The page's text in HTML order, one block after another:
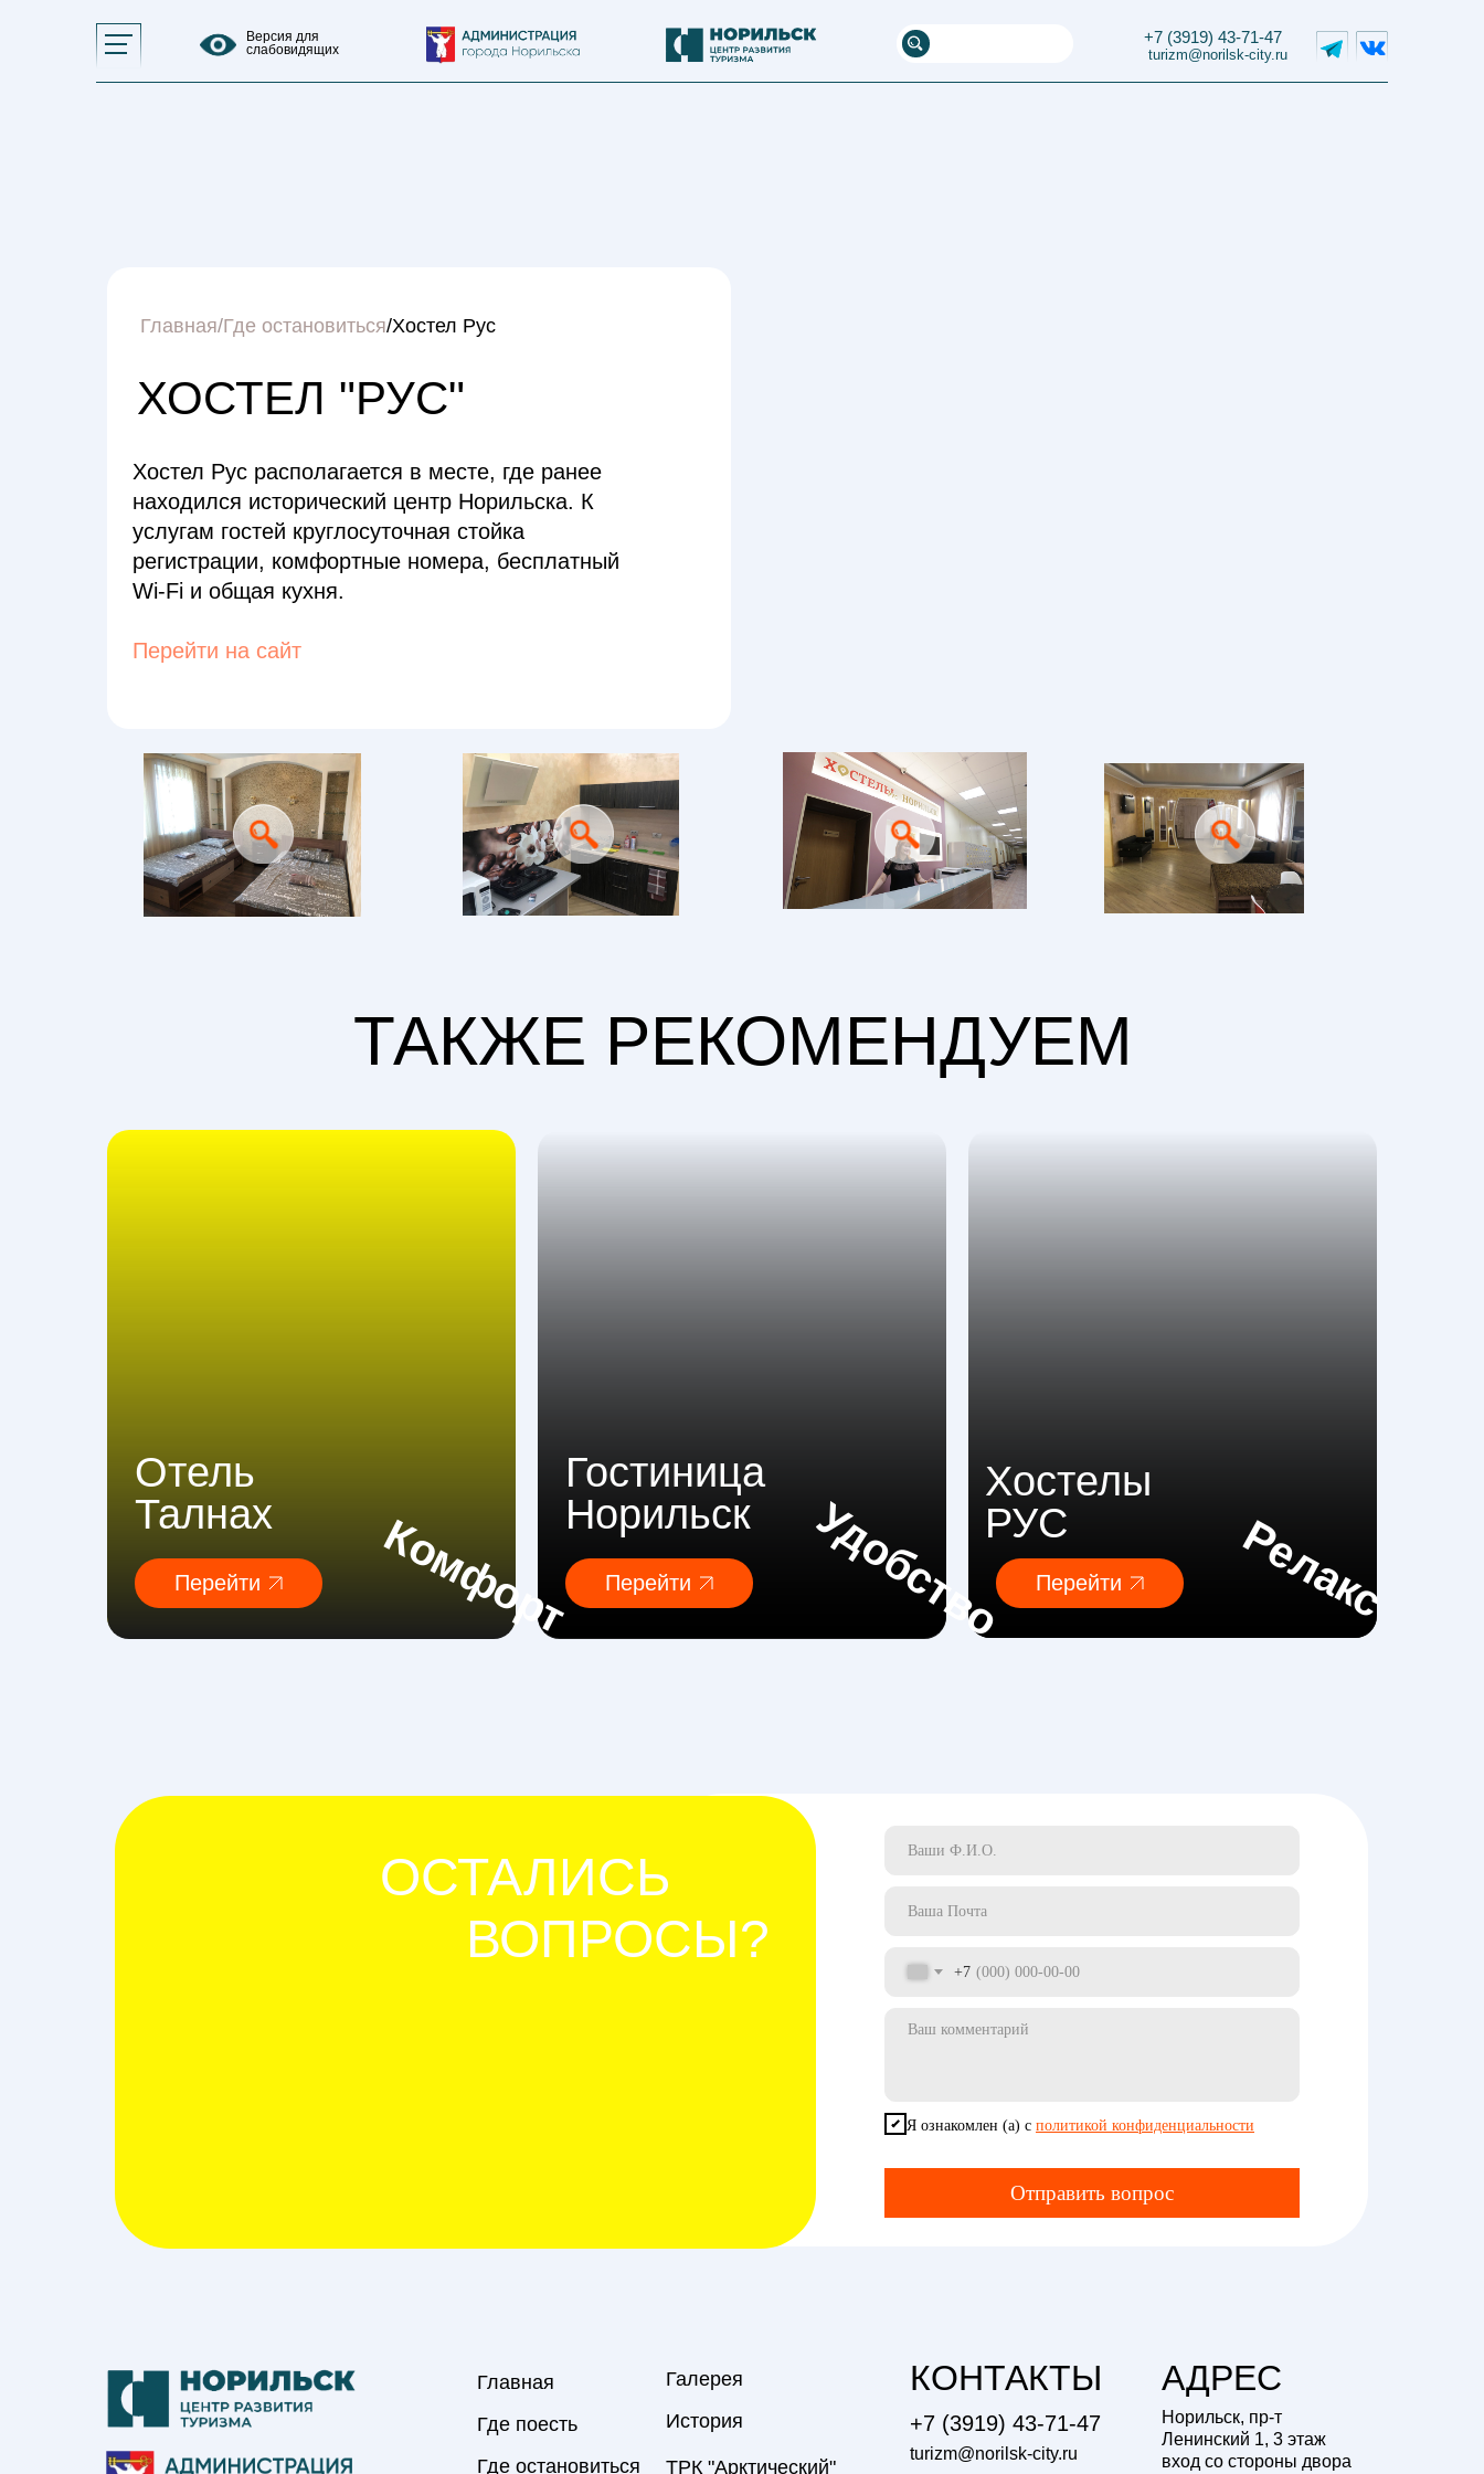
Версия для
слабовидящих
turizm@norilsk-city.ru
+7 (3919) 43-71-47
массовых коммуникаций и развития
туризма Администрации города
Норильска
turizm@norilsk-city.ru
+7 (3919) 43-71-47
Версия для
слабовидящих
ХОСТЕЛ "РУС"
Главная/Где остановиться/Хостел Рус
Хостел Рус располагается в месте, где ранее
находился исторический центр Норильска. К
услугам гостей круглосуточная стойка
регистрации, комфортные номера, бесплатный
Wi-Fi и общая кухня.
Перейти на сайт
Хостелы
РУС
Перейти Релакс
Перейти
Гостиница
Норильск
Удобство
Перейти
Отель
Талнах
Комфорт
ТАКЖЕ РЕКОМЕНДУЕМ
+7
Я ознакомлен (а) с политикой конфиденциальности
Отправить вопрос
ВОПРОСЫ?
ОСТАЛИСЬ
Где остановиться
Главная
Галерея
История
ТРК "Арктический"
Где поесть
АДРЕС
Норильск, пр-т
Ленинский 1, 3 этаж
вход со стороны двора
turizm@norilsk-city.ru
+7 (3919) 43-71-47
КОНТАКТЫ